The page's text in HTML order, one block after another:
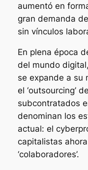
aumentó en
gran demanda
sin vínculos
En plena época
del mundo
se expande a su
el ‘outsourcing’
subcontratados
denominan los
actual: el
capitalistas
‘colaboradores’.